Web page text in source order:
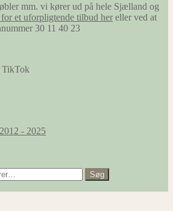
mm. vi kører ud på hele Sjælland og
et uforpligtende tilbud her eller ved at
30 11 40 23
TikTok
- 2025
Søg